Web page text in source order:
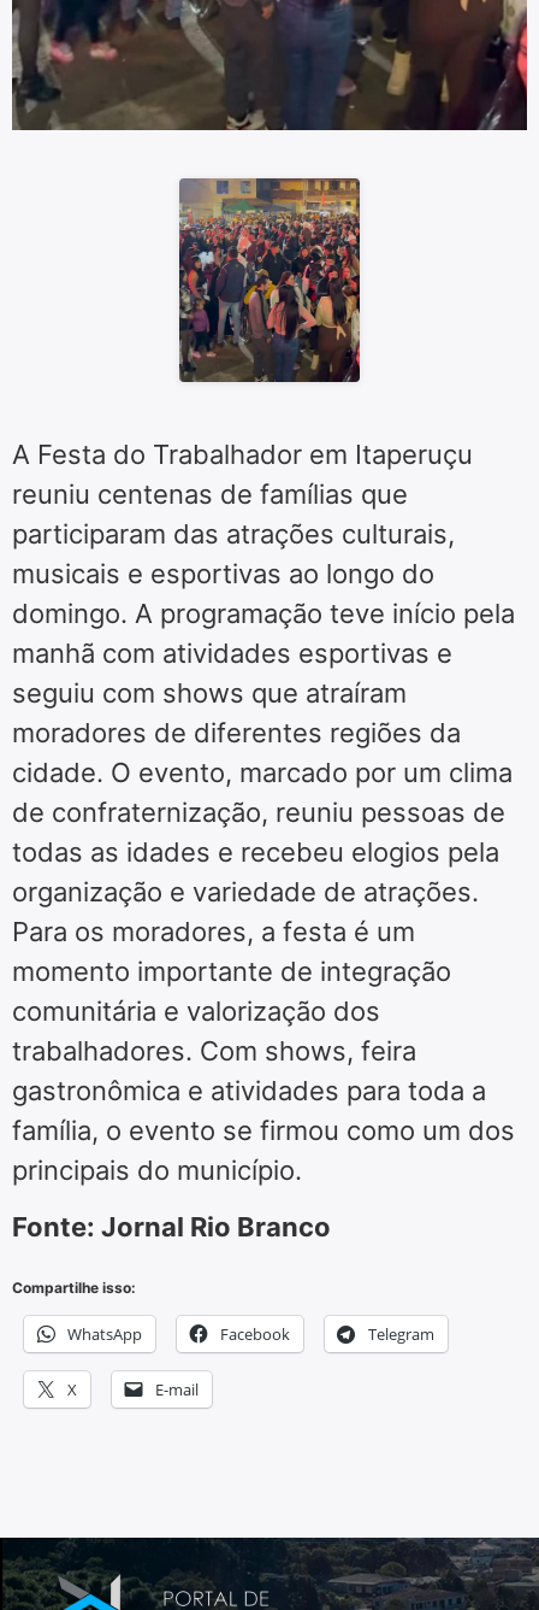
A Festa do Trabalhador em Itaperuçu
reuniu centenas de famílias que
participaram das atrações culturais,
musicais e esportivas ao longo do
domingo. A programação teve início pela
manhã com atividades esportivas e
seguiu com shows que atraíram
moradores de diferentes regiões da
cidade. O evento, marcado por um clima
de confraternização, reuniu pessoas de
todas as idades e recebeu elogios pela
organização e variedade de atrações.
Para os moradores, a festa é um
momento importante de integração
comunitária e valorização dos
trabalhadores. Com shows, feira
gastronômica e atividades para toda a
família, o evento se firmou como um dos
principais do município.
Fonte: Jornal Rio Branco
Compartilhe isso:
WhatsApp Facebook Telegram
X E-mail